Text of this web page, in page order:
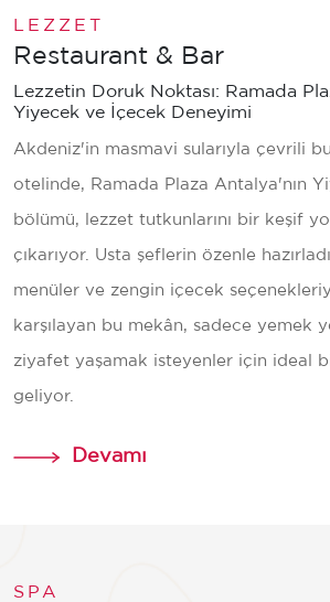
Göster
LEZZET
Restaurant & Bar
Lezzetin Doruk Noktası: Ramada
Yiyecek ve İçecek Deneyimi
Akdeniz'in masmavi sularıyla çevrili
otelinde, Ramada Plaza Antalya'nın
bölümü, lezzet tutkunlarını bir keşif
çıkarıyor. Usta şeflerin özenle
menüler ve zengin içecek
karşılayan bu mekân, sadece yemek
ziyafet yaşamak isteyenler için ideal
geliyor.
Devamı
SPA